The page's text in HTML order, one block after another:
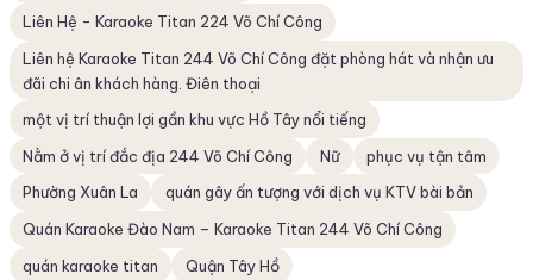
Liên Hệ - Karaoke Titan 224 Võ Chí Công
Liên hệ Karaoke Titan 244 Võ Chí Công đặt phòng hát và nhận ưu
đãi chi ân khách hàng. Điên thoại
một vị trí thuận lợi gần khu vực Hồ Tây nổi tiếng
Nằm ở vị trí đắc địa 244 Võ Chí Công
Nữ
phục vụ tận tâm
Phường Xuân La
quán gây ấn tượng với dịch vụ KTV bài bản
Quán Karaoke Đào Nam – Karaoke Titan 244 Võ Chí Công
quán karaoke titan
Quận Tây Hồ